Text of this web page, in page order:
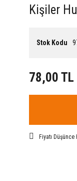
Kişiler
Stok Kodu
78,00 TL
Fiyatı